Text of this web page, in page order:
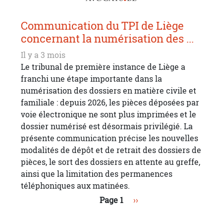
Communication du TPI de Liège
concernant la numérisation des ...
Il y a 3 mois
Le tribunal de première instance de Liège a
franchi une étape importante dans la
numérisation des dossiers en matière civile et
familiale : depuis 2026, les pièces déposées par
voie électronique ne sont plus imprimées et le
dossier numérisé est désormais privilégié. La
présente communication précise les nouvelles
modalités de dépôt et de retrait des dossiers de
pièces, le sort des dossiers en attente au greffe,
ainsi que la limitation des permanences
téléphoniques aux matinées.
Page 1 Page suivante
››